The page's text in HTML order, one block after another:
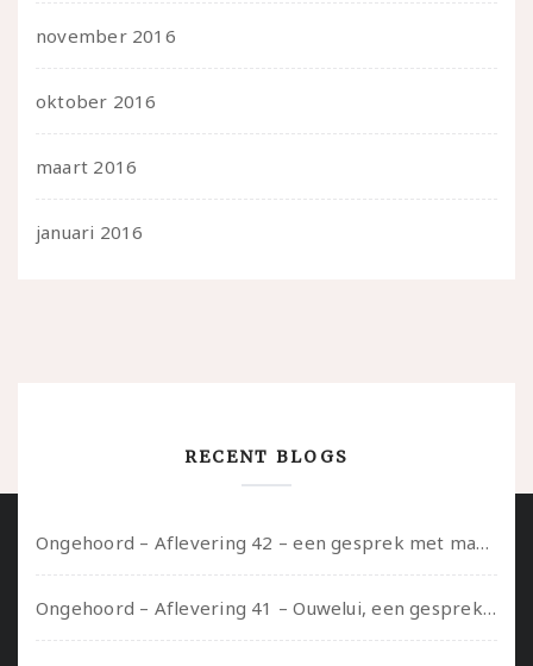
november 2016
oktober 2016
maart 2016
januari 2016
RECENT BLOGS
Ongehoord – Aflevering 42 – een gesprek met marijn over seksueel opbloeien, het ouderschap uitvinden en verschillende leeftijden in je mee dragen
Ongehoord – Aflevering 41 – Ouwelui, een gesprek met Marcelle over polyamorie op latere leeftijd, (mantel)zorg voor je partners en seksueel plezier.